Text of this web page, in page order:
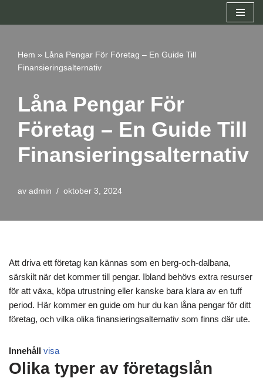
innehåll
Hem » Låna Pengar För Företag – En Guide Till
Finansieringsalternativ
Låna Pengar För
Företag – En Guide Till
Finansieringsalternativ
av admin oktober 3, 2024
Att driva ett företag kan kännas som en berg-och-dalbana,
särskilt när det kommer till pengar. Ibland behövs extra resurser
för att växa, köpa utrustning eller kanske bara klara av en tuff
period. Här kommer en guide om hur du kan låna pengar för ditt
företag, och vilka olika finansieringsalternativ som finns där ute.
Innehåll visa
Olika typer av företagslån